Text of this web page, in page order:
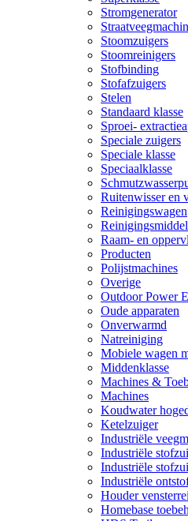
Stromgenerator
Stoomzuigers
Stoomreinigers
Stofbinding
Stofafzuigers
Stelen
Standaard klasse
Sproei-
Speciale zuigers
Speciale klasse
Speciaalklasse
Ruitenwisser en
Reinigingswagen
Raam- en
Producten
Polijstmachines
Overige
Outdoor Power
Oude apparaten
Onverwarmd
Natreiniging
Mobiele wagen
Middenklasse
Machines &
Machines
Koudwater
Ketelzuiger
Industriële
Industriële
Industriële
Industriële
Houder
Homebase